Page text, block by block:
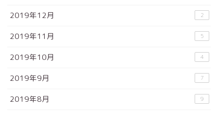
2019年12月 2
2019年11月 5
2019年10月 4
2019年9月 7
2019年8月 9